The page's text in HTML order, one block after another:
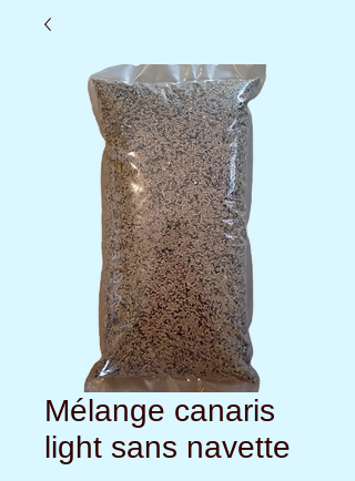
Mélange canaris
light sans navette